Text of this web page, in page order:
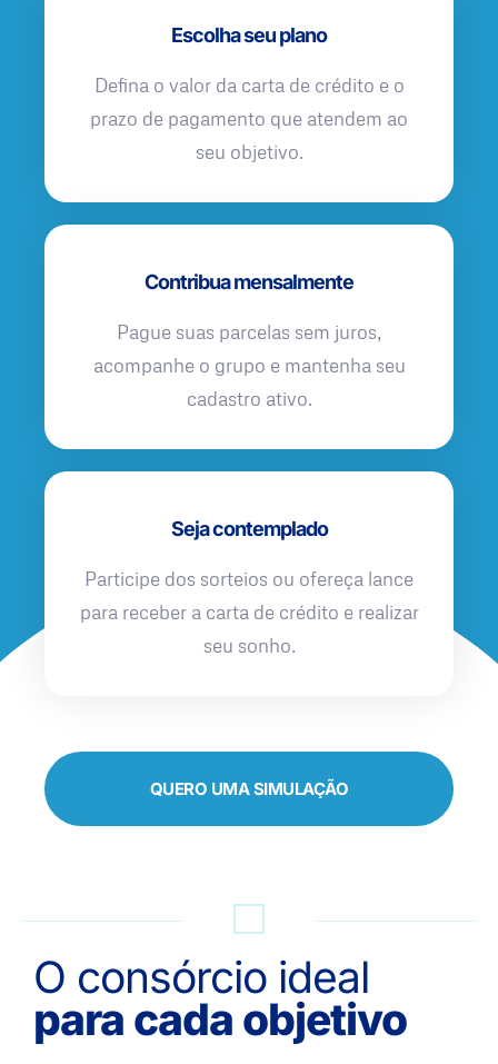
Escolha seu plano
Defina o valor da carta de crédito e o
prazo de pagamento que atendem ao
seu objetivo.
Contribua mensalmente
Pague suas parcelas sem juros,
acompanhe o grupo e mantenha seu
cadastro ativo.
Seja contemplado
Participe dos sorteios ou ofereça lance
para receber a carta de crédito e realizar
seu sonho.
QUERO UMA SIMULAÇÃO
O consórcio ideal
para cada objetivo